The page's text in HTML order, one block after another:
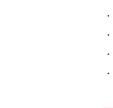
・
・
・
・